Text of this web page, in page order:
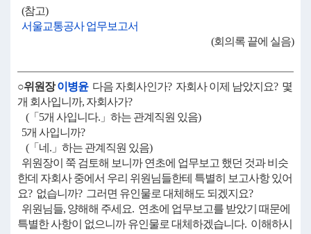
(참고)
서울교통공사 업무보고서
(회의록 끝에 실음)
○위원장이병윤다음 자회사인가? 자회사 이제 남았지요? 몇
개 회사입니까, 자회사가?
(「5개 사입니다.」하는 관계직원 있음)
5개 사입니까?
(「네.」하는 관계직원 있음)
위원장이 쭉 검토해 보니까 연초에 업무보고 했던 것과 비슷
한데 자회사 중에서 우리 위원님들한테 특별히 보고사항 있어
요? 없습니까? 그러면 유인물로 대체해도 되겠지요?
위원님들, 양해해 주세요. 연초에 업무보고를 받았기 때문에
특별한 사항이 없으니까 유인물로 대체하겠습니다. 이해하시